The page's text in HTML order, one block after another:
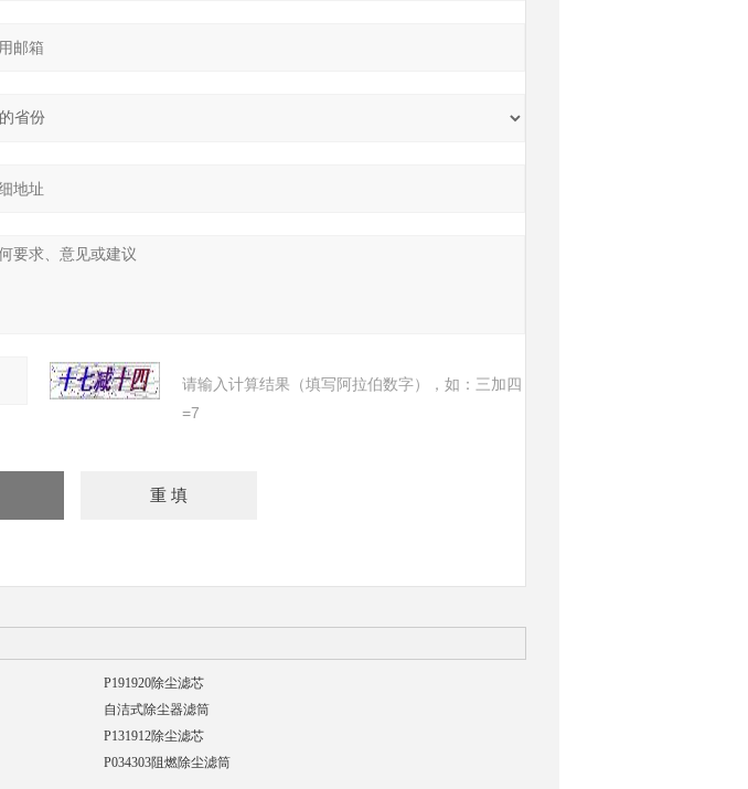
请输入计算结果（填写阿拉伯数字），如：三加四
=7
P191920除尘滤芯
自洁式除尘器滤筒
P131912除尘滤芯
P034303阻燃除尘滤筒